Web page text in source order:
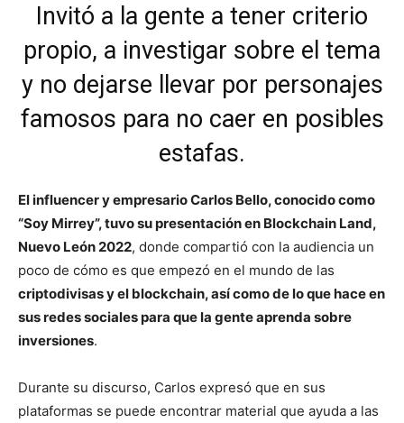
Invitó a la gente a tener criterio
propio, a investigar sobre el tema
y no dejarse llevar por personajes
famosos para no caer en posibles
estafas.
El influencer y empresario Carlos Bello, conocido como
“Soy Mirrey”, tuvo su presentación en Blockchain Land,
Nuevo León 2022, donde compartió con la audiencia un
poco de cómo es que empezó en el mundo de las
criptodivisas y el blockchain, así como de lo que hace en
sus redes sociales para que la gente aprenda sobre
inversiones.
Durante su discurso, Carlos expresó que en sus
plataformas se puede encontrar material que ayuda a las